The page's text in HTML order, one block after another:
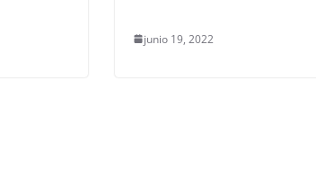
junio 19, 2022